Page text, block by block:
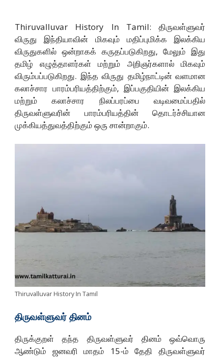
Thiruvalluvar History In Tamil: திருவள்ளுவர்
விருது இந்தியாவின் மிகவும் மதிப்புமிக்க இலக்கிய
விருதுகளில் ஒன்றாகக் கருதப்படுகிறது, மேலும் இது
தமிழ் எழுத்தாளர்கள் மற்றும் அறிஞர்களால் மிகவும்
விரும்பப்படுகிறது. இந்த விருது தமிழ்நாட்டின் வளமான
கலாச்சார பாரம்பரியத்திற்கும், இப்பகுதியின் இலக்கிய
மற்றும் கலாச்சார நிலப்பரப்பை வடிவமைப்பதில்
திருவள்ளுவரின் பாரம்பரியத்தின் தொடர்ச்சியான
முக்கியத்துவத்திற்கும் ஒரு சான்றாகும்.
Thiruvalluvar History In Tamil
திருவள்ளுவர் தினம்
திருக்குறள் தந்த திருவள்ளுவர் தினம் ஒவ்வொரு
ஆண்டும் ஜனவரி மாதம் 15-ம் தேதி திருவள்ளுவர்